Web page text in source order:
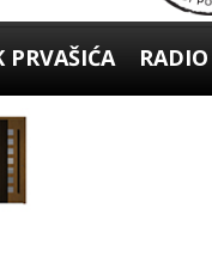
PRVAŠIĆA